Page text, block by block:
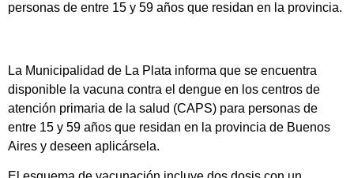
personas de entre 15 y 59 años que residan en la provincia.
La Municipalidad de La Plata informa que se encuentra
disponible la vacuna contra el dengue en los centros de
atención primaria de la salud (CAPS) para personas de
entre 15 y 59 años que residan en la provincia de Buenos
Aires y deseen aplicársela.